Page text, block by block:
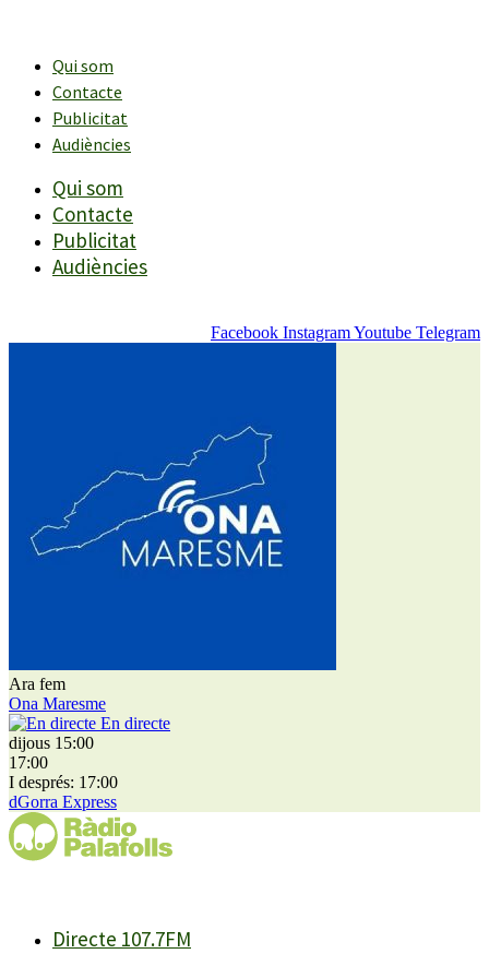
contingutQui som
Contacte
Publicitat
Audiències
Qui som
Contacte
Publicitat
Audiències
Facebook InstagramYoutube Telegram
Ara fem
Ona Maresme
En directe
dijous 15:00
17:00
I després: 17:00
dGorra Express
Directe 107.7FM